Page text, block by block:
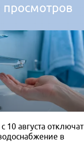
10 августа отключат
в